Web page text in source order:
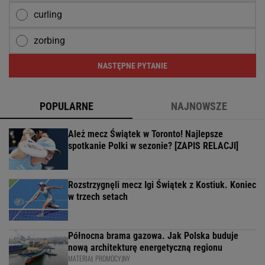
curling
zorbing
NASTĘPNE PYTANIE
POPULARNE NAJNOWSZE
Ależ mecz Świątek w Toronto! Najlepsze
spotkanie Polki w sezonie? [ZAPIS RELACJI]
Rozstrzygnęli mecz Igi Świątek z Kostiuk. Koniec
w trzech setach
Północna brama gazowa. Jak Polska buduje
nową architekturę energetyczną regionu
MATERIAŁ PROMOCYJNY